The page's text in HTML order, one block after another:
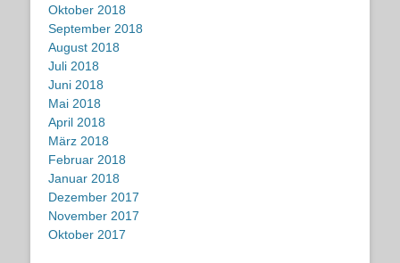
Oktober 2018
September 2018
August 2018
Juli 2018
Juni 2018
Mai 2018
April 2018
März 2018
Februar 2018
Januar 2018
Dezember 2017
November 2017
Oktober 2017